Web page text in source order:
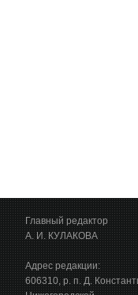
Главный редактор
А. И. КУЛАКОВА
Адрес редакции:
606310, р. п. Д.